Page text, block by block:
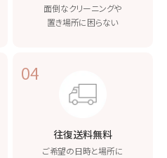
面倒なクリーニングや
置き場所に困らない
04
往復送料無料
ご希望の日時と場所に